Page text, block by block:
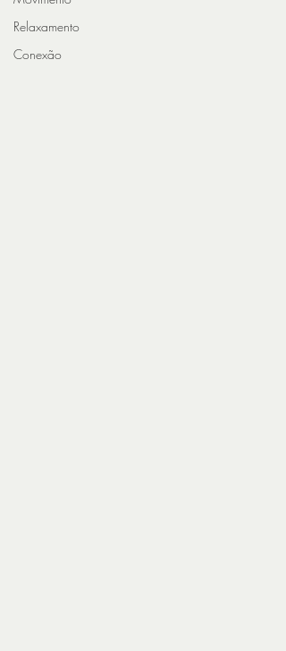
Relaxamento
Conexão